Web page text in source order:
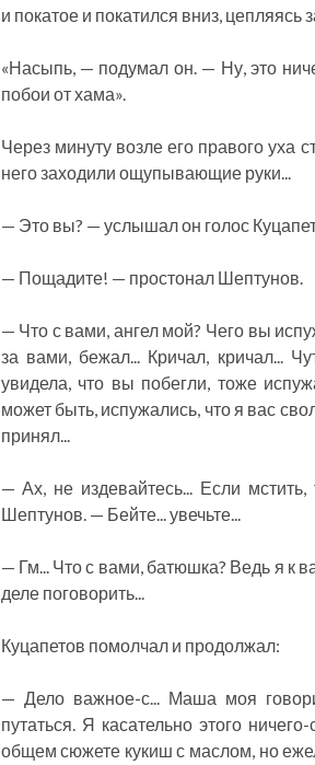
и покатое и покатился вниз, цепляясь
«Насыпь, — подумал он. — Ну, это
побои от хама».
Через минуту возле его правого уха
него заходили ощупывающие руки...
— Это вы? — услышал он голос
— Пощадите! — простонал Шептунов.
— Что с вами, ангел мой? Чего вы
за вами, бежал... Кричал, кричал...
увидела, что вы побегли, тоже
может быть, испужались, что я вас
принял...
— Ах, не издевайтесь... Если
Шептунов. — Бейте... увечьте...
— Гм... Что с вами, батюшка? Ведь я к
деле поговорить...
Куцапетов помолчал и продолжал:
— Дело важное-с... Маша моя
путаться. Я касательно этого
общем сюжете кукиш с маслом, но